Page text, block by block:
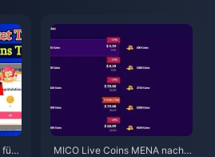
MICO Live Coins MENA nach v